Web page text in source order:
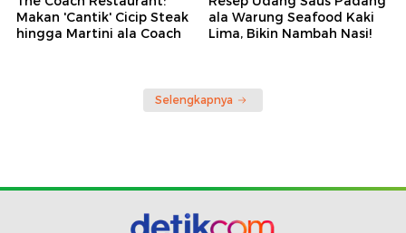
Makan 'Cantik' Cicip Steak
hingga Martini ala Coach
ala Warung Seafood Kaki
Lima, Bikin Nambah Nasi!
Selengkapnya